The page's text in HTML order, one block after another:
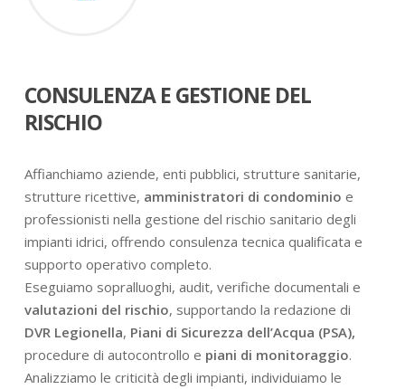
CONSULENZA E GESTIONE DEL
RISCHIO
Affianchiamo aziende, enti pubblici, strutture sanitarie,
strutture ricettive, amministratori di condominio e
professionisti nella gestione del rischio sanitario degli
impianti idrici, offrendo consulenza tecnica qualificata e
supporto operativo completo.
Eseguiamo sopralluoghi, audit, verifiche documentali e
valutazioni del rischio, supportando la redazione di
DVR Legionella, Piani di Sicurezza dell’Acqua (PSA),
procedure di autocontrollo e piani di monitoraggio.
Analizziamo le criticità degli impianti, individuiamo le